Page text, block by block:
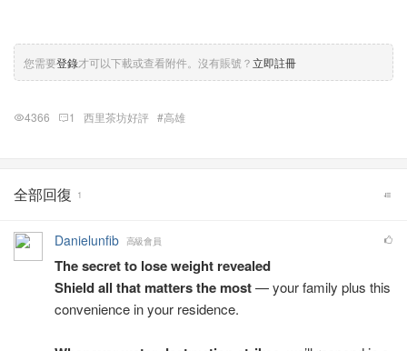
您需要登錄才可以下載或查看附件。沒有賬號？立即註冊
4366 1 西里茶坊好評 #高雄
全部回復 1
Danielunfib 高級會員
The secret to lose weight revealed
Shield all that matters the most— your family plus this
convenience in your residence.